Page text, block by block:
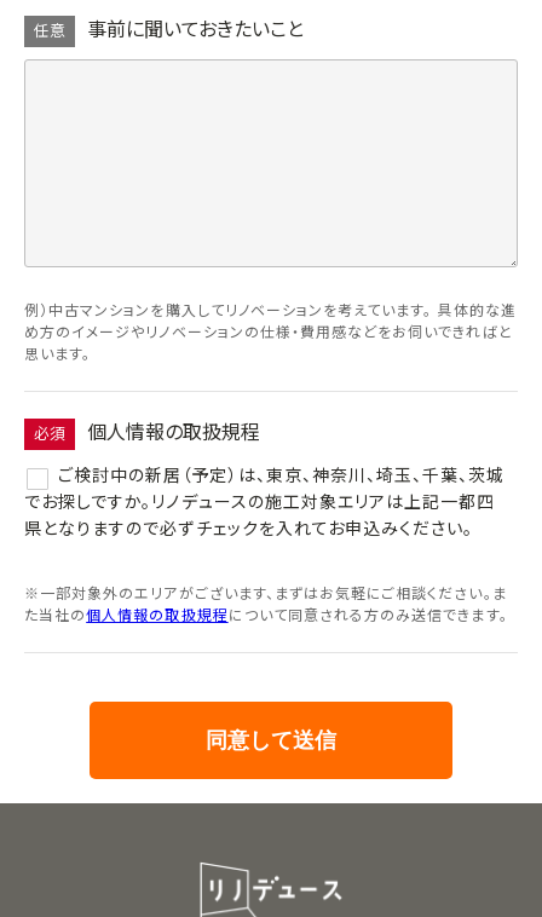
任意 事前に聞いておきたいこと
例）中古マンションを購入してリノベーションを考えています。 具体的な進
め方のイメージやリノベーションの仕様・費用感などをお伺いできればと
思います。
必須 個人情報の取扱規程
ご検討中の新居（予定）は、東京、神奈川、埼玉、千葉、茨城
でお探しですか。リノデュースの施工対象エリアは上記一都四
県となりますので必ずチェックを入れてお申込みください。
※一部対象外のエリアがございます、まずはお気軽にご相談ください。ま
た当社の個人情報の取扱規程 について同意される方のみ送信できます。